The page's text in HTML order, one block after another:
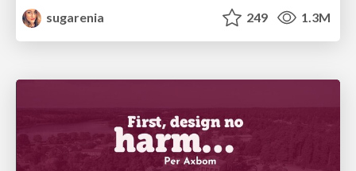
sugarenia
249 1.3M